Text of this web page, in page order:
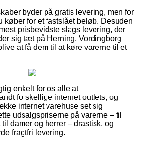
byder på gratis levering, men for
køber for et fastslået beløb. Desuden
prisbevidste slags levering, der
sig tæt på Herning, Vordingborg
at få dem til at køre varerne til et
enkelt for os alle at
forskellige internet outlets, og
internet varehuse set sig
udsalgspriserne på varerne – til
damer og herrer – drastisk, og
fragtfri levering.